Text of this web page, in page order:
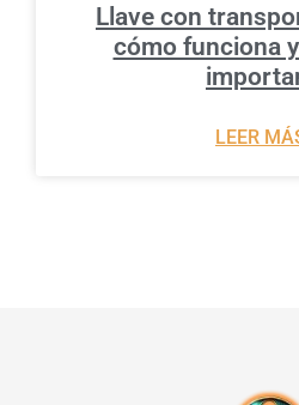
Llave con
cómo funciona
LEER